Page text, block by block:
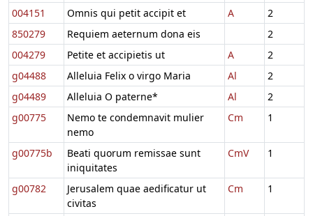
004151
Omnis qui petit accipit et A
2
850279
Requiem aeternum dona eis
2
004279
Petite et accipietis ut A
2
g04488
Alleluia Felix o virgo Maria Al
2
g04489
Alleluia O paterne* Al
2
g00775
Nemo te condemnavit mulier
nemo
Cm 1
g00775b
Beati quorum remissae sunt
iniquitates
CmV 1
g00782
Jerusalem quae aedificatur ut
civitas
Cm 1